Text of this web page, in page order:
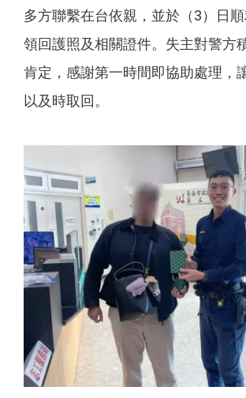
多方聯繫在台依親，並於（3）日
領回護照及相關證件。失主對警方
肯定，感謝第一時間即協助處理，
以及時取回。